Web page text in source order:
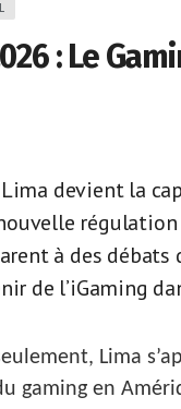
: Le
devient la
à des
de l’iGaming
Lima
gaming en